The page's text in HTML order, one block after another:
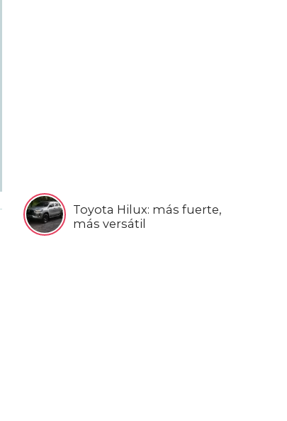
Toyota Hilux: más fuerte,
más versátil